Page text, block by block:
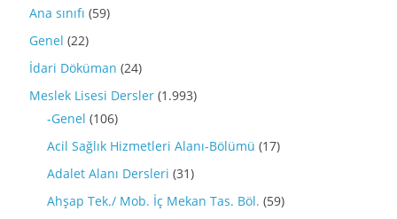
Ana sınıfı (59)
Genel (22)
İdari Döküman (24)
Meslek Lisesi Dersler (1.993)
-Genel (106)
Acil Sağlık Hizmetleri Alanı-Bölümü (17)
Adalet Alanı Dersleri (31)
Ahşap Tek./ Mob. İç Mekan Tas. Böl. (59)